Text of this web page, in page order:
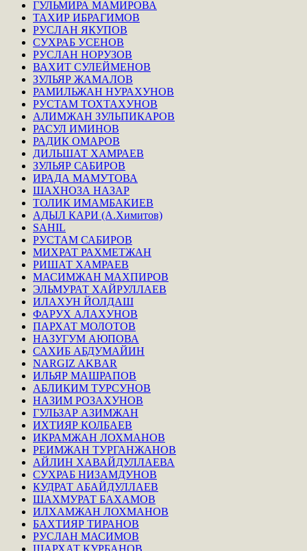
ГУЛЬМИРА МАМИРОВА
ТАХИР ИБРАГИМОВ
РУСЛАН ЯКУПОВ
СУХРАБ УСЕНОВ
РУСЛАН НОРУЗОВ
ВАХИТ СУЛЕЙМЕНОВ
ЗУЛЬЯР ЖАМАЛОВ
РАМИЛЬЖАН НУРАХУНОВ
РУСТАМ ТОХТАХУНОВ
АЛИМЖАН ЗУЛЬПИКАРОВ
РАСУЛ ИМИНОВ
РАДИК ОМАРОВ
ДИЛЬШАТ ХАМРАЕВ
ЗУЛЬЯР САБИРОВ
ИРАДА МАМУТОВА
ШАХНОЗА НАЗАР
ТОЛИК ИМАМБАКИЕВ
АДЫЛ КАРИ (А.Химитов)
SAHIL
РУСТАМ САБИРОВ
МИХРАТ РАХМЕТЖАН
РИШАТ ХАМРАЕВ
МАСИМЖАН МАХПИРОВ
ЭЛЬМУРАТ ХАЙРУЛЛАЕВ
ИЛАХУН ЙОЛДАШ
ФАРУХ АЛАХУНОВ
ПАРХАТ МОЛОТОВ
НАЗУГУМ АЮПОВА
САХИБ АБДУМАЙИН
NARGIZ AKBAR
ИЛЬЯР МАШРАПОВ
АБЛИКИМ ТУРСУНОВ
НАЗИМ РОЗАХУНОВ
ГУЛЬЗАР АЗИМЖАН
ИХТИЯР КОЛБАЕВ
ИКРАМЖАН ЛОХМАНОВ
РЕИМЖАН ТУРГАНЖАНОВ
АЙЛИН ХАВАЙДУЛЛАЕВА
СУХРАБ НИЗАМДУНОВ
КУДРАТ АБАЙДУЛЛАЕВ
ШАХМУРАТ БАХАМОВ
ИЛХАМЖАН ЛОХМАНОВ
БАХТИЯР ТИРАНОВ
РУСЛАН МАСИМОВ
ШАРХАТ КУРБАНОВ